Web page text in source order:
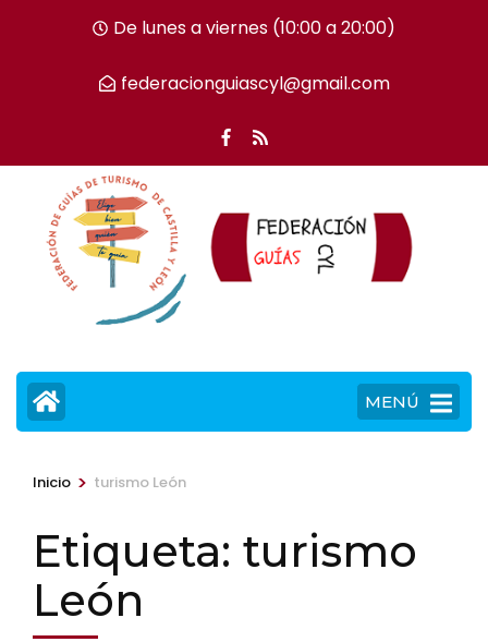
tecla
De lunes a viernes (10:00 a 20:00)
federacionguiascyl@gmail.com
MENÚ
Inicio > turismo León
Etiqueta: turismo
León